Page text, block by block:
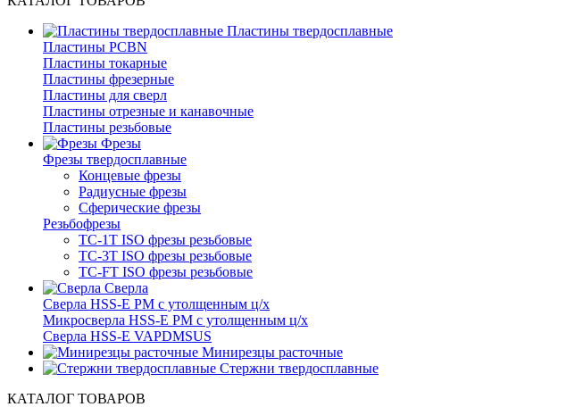
Пластины твердосплавные
Пластины PCBN
Пластины токарные
Пластины фрезерные
Пластины для сверл
Пластины отрезные и канавочные
Пластины резьбовые
Фрезы
Фрезы твердосплавные
Концевые фрезы
Радиусные фрезы
Сферические фрезы
Резьбофрезы
TC-1T ISO фрезы резьбовые
TC-3T ISO фрезы резьбовые
TC-FT ISO фрезы резьбовые
Сверла
Cверла HSS-E PM c утолщенным ц/х
Микросверла HSS-E PM c утолщенным ц/х
Сверла HSS-E VAPDMSUS
Минирезцы расточные
Cтержни твердосплавные
КАТАЛОГ ТОВАРОВ